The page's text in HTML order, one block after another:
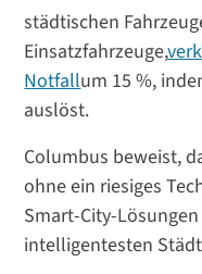
städtischen
Einsatzfahrzeuge,
Notfallum 15 %,
auslöst.
Columbus beweist,
ohne ein riesiges
Smart-City-
intelligentesten